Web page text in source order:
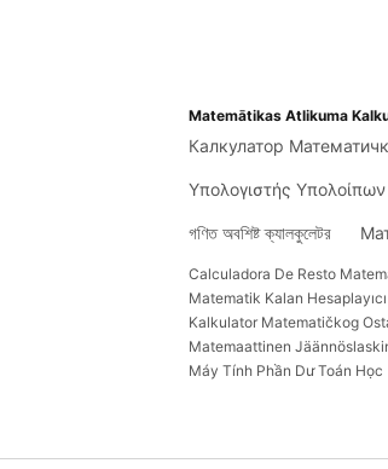
Matemātikas Atlikuma
Калкулатор
Υπολογιστής
গণিত অবশিষ্ট ক্যালকুলেটর
Calculadora De Resto
Matematik Kalan Hesaplayıcı
Kalkulator Matematičkog
Matemaattinen
Máy Tính Phần Dư Toán Học